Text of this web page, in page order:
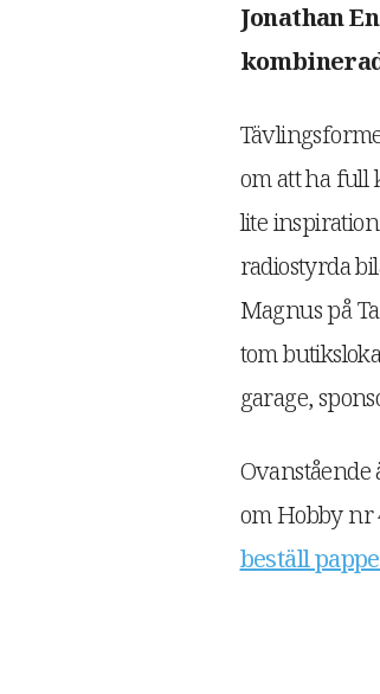
Jonathan
om att ha full
lite
radiostyrda
Magnus på
tom
garage,
om Hobby nr
beställ